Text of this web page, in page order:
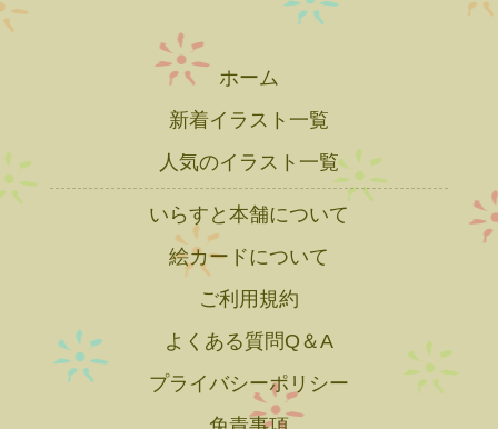
ホーム
新着イラスト一覧
人気のイラスト一覧
いらすと本舗について
絵カードについて
ご利用規約
よくある質問Q＆A
プライバシーポリシー